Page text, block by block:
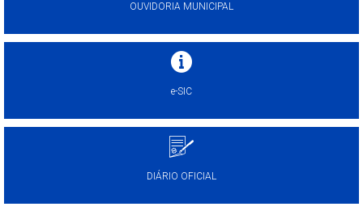
OUVIDORIA MUNICIPAL
e-SIC
DIÁRIO OFICIAL